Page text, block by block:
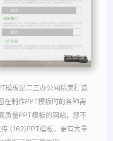
模板是二三办公网精美打造
在制作PPT模板时的各种需
质量PPT模板的网站，您不
(162)PPT模板，更有大量